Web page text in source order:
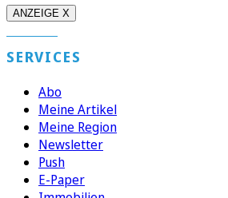
ANZEIGE X
SERVICES
Abo
Meine Artikel
Meine Region
Newsletter
Push
E-Paper